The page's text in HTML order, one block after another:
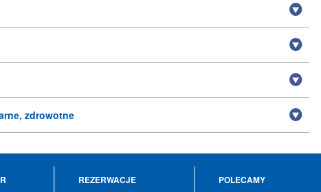
zdrowotne
REZERWACJE POLECAMY